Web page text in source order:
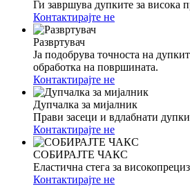
Ги завршува дупките за висока
Контактирајте не
Развртувач
Ја подобрува точноста на
обработка на површината.
Контактирајте не
Дупчалка за мијалник
Прави засеци и вдлабнати
Контактирајте не
СОБИРАЈТЕ ЧАКС
Еластична стега за
Контактирајте не